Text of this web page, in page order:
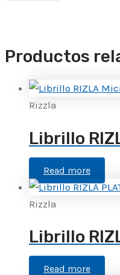
Productos
Rizzla
Librillo
Read more
Rizzla
Librillo
Read more